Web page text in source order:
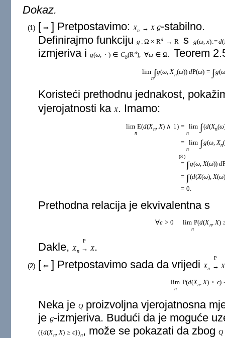
Dokaz.
(1) [ ⇒ ] Pretpostavimo: Xn → X G-stabilno.
Definirajmo funkcijug : Ω × Rd → R s g(ω, x):=d(
izmjeriva ig(ω, ⋅ ) ∈ Cb(Rd), ∀ω ∈ Ω. Teorem
lim
n
∫g(ω, Xn(ω)) dP(ω) = ∫g(ω
Koristeći prethodnu jednakost,
vjerojatnosti ka X. Imamo:
lim
n
E(d(Xn X) ∧ 1 ) = lim
n
∫(d(Xn(ω
= lim
n
∫g(ω, Xn(
(8)
= ∫g(ω, X(ω)) d
= ∫(d(X(ω), X(ω)
= 0.
Prethodna relacija je ekvivalentna s
∀ϵ > 0 lim
n
P(d(Xn X)
Dakle,Xn
P
→ X.
(2) [ ⇐ ] Pretpostavimo sada da vrijedi Xn
P
→ X
lim
n
P(d(Xn, X) ≥ ϵ)
Neka jeQproizvoljna vjerojatnosna
jeG-izmjeriva. Budući da je moguće
({d(Xn,X) ≥ ϵ})n, može se pokazati da zbog Q